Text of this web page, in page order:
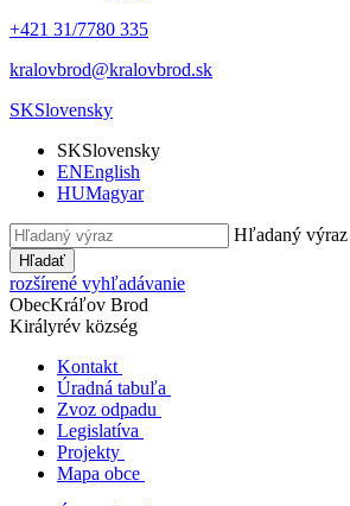
+421 31/7780 335
kralovbrod@kralovbrod.sk
SKSlovensky
SKSlovensky
ENEnglish
HUMagyar
Hľadaný výraz
Hľadať
rozšírené vyhľadávanie
ObecKráľov Brod
Királyrév község
Kontakt
Úradná tabuľa
Zvoz odpadu
Legislatíva
Projekty
Mapa obce